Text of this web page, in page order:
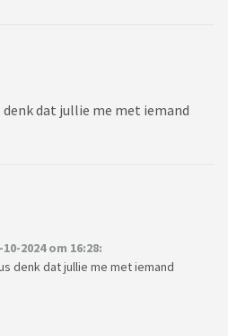
dat jullie me met iemand
2024 om 16:28:
denk dat jullie me met iemand